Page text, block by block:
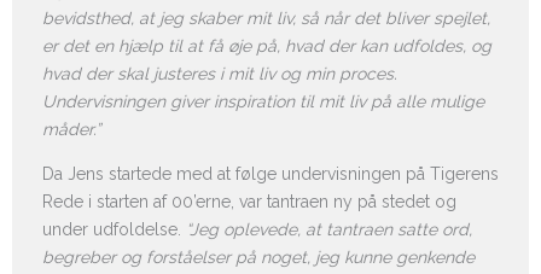
bevidsthed, at jeg skaber mit liv, så når det bliver spejlet,
er det en hjælp til at få øje på, hvad der kan udfoldes, og
hvad der skal justeres i mit liv og min proces.
Undervisningen giver inspiration til mit liv på alle mulige
måder.”
Da Jens startede med at følge undervisningen på Tigerens
Rede i starten af 00’erne, var tantraen ny på stedet og
under udfoldelse. “Jeg oplevede, at tantraen satte ord,
begreber og forståelser på noget, jeg kunne genkende